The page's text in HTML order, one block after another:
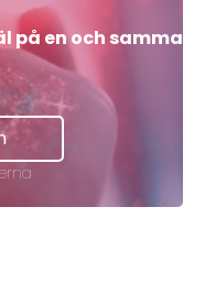
på en och samma